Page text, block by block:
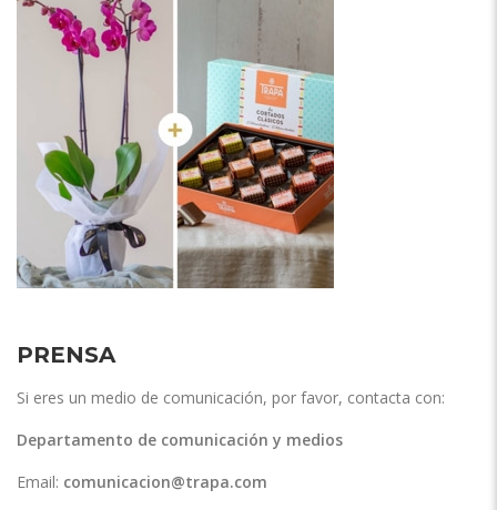
PRENSA
Si eres un medio de comunicación, por favor, contacta con:
Departamento de comunicación y medios
Email: comunicacion@trapa.com